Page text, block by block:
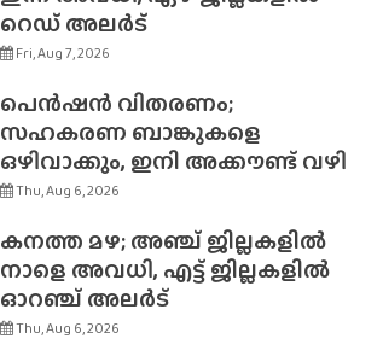
റെഡ് അലർട്
Fri, Aug 7, 2026
പെൻഷൻ വിതരണം;
സഹകരണ ബാങ്കുകളെ
ഒഴിവാക്കും, ഇനി അക്കൗണ്ട് വഴി
Thu, Aug 6, 2026
കനത്ത മഴ; അഞ്ച് ജില്ലകളിൽ
നാളെ അവധി, എട്ട് ജില്ലകളിൽ
ഓറഞ്ച് അലർട്
Thu, Aug 6, 2026